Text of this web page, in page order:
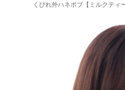
くびれ外ハネボブ【ミルクティ